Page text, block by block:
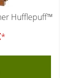
Hufflepuff™
*